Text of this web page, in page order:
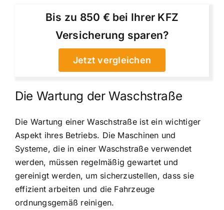
Bis zu 850 € bei Ihrer KFZ
Versicherung sparen?
Jetzt vergleichen
Die Wartung der Waschstraße
Die Wartung einer Waschstraße ist ein wichtiger
Aspekt ihres Betriebs. Die Maschinen und
Systeme, die in einer Waschstraße verwendet
werden, müssen regelmäßig gewartet und
gereinigt werden, um sicherzustellen, dass sie
effizient arbeiten und die Fahrzeuge
ordnungsgemäß reinigen.